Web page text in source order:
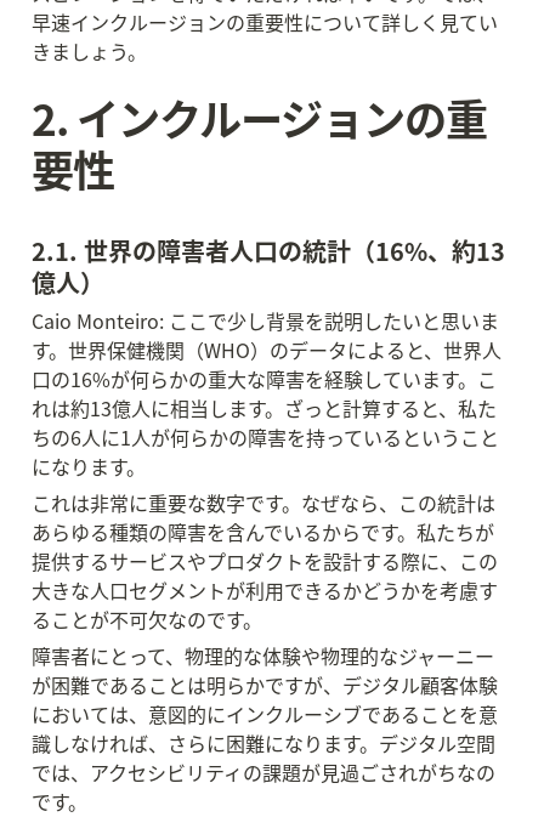
早速インクルージョンの重要性について詳しく見てい
きましょう。
2. インクルージョンの重
要性
2.1. 世界の障害者人口の統計（16%、約13
億人）
Caio Monteiro: ここで少し背景を説明したいと思いま
す。世界保健機関（WHO）のデータによると、世界人
口の16%が何らかの重大な障害を経験しています。こ
れは約13億人に相当します。ざっと計算すると、私た
ちの6人に1人が何らかの障害を持っているということ
になります。
これは非常に重要な数字です。なぜなら、この統計は
あらゆる種類の障害を含んでいるからです。私たちが
提供するサービスやプロダクトを設計する際に、この
大きな人口セグメントが利用できるかどうかを考慮す
ることが不可欠なのです。
障害者にとって、物理的な体験や物理的なジャーニー
が困難であることは明らかですが、デジタル顧客体験
においては、意図的にインクルーシブであることを意
識しなければ、さらに困難になります。デジタル空間
では、アクセシビリティの課題が見過ごされがちなの
です。